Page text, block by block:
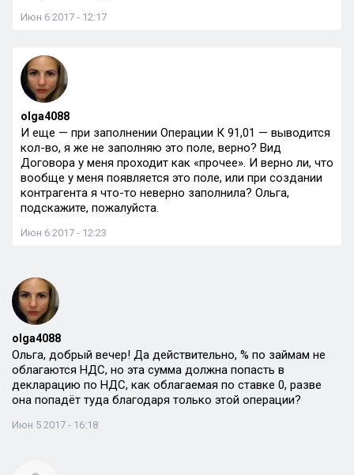
Июн 6 2017 - 12:17
olga4088
И еще — при заполнении Операции К 91,01 — выводится
кол-во, я же не заполняю это поле, верно? Вид
Договора у меня проходит как «прочее». И верно ли, что
вообще у меня появляется это поле, или при создании
контрагента я что-то неверно заполнила? Ольга,
подскажите, пожалуйста.
Июн 6 2017 - 12:23
olga4088
Ольга, добрый вечер! Да действительно, % по займам не
облагаются НДС, но эта сумма должна попасть в
декларацию по НДС, как облагаемая по ставке 0, разве
она попадёт туда благодаря только этой операции?
Июн 5 2017 - 16:18